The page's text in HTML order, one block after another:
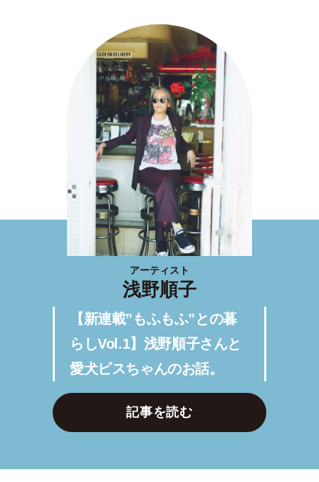
アーティスト
浅野順子
【新連載”もふもふ”との暮
らしVol.1】浅野順子さんと
愛犬ビスちゃんのお話。
記事を読む